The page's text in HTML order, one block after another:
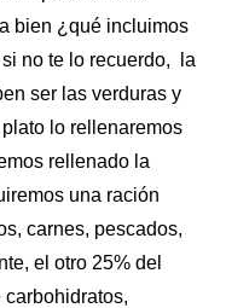
bien ¿qué incluimos
no te lo recuerdo, la
ser las verduras y
lo rellenaremos
rellenado la
una ración
carnes, pescados,
el otro 25% del